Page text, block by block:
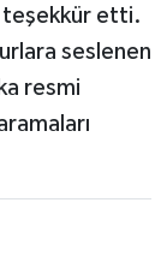
teşekkür etti.
seslenen
resmi